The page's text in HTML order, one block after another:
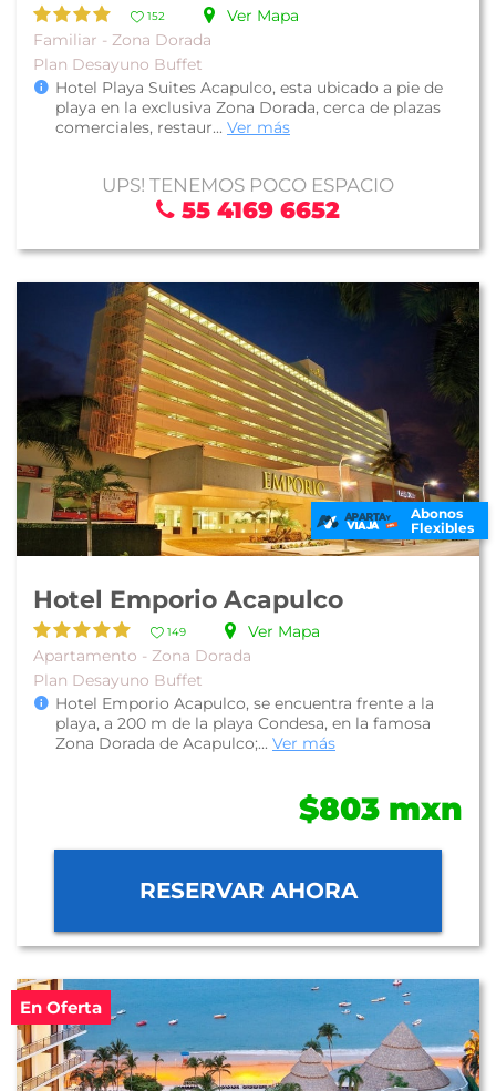
152
Ver Mapa
Familiar - Zona Dorada
Plan Desayuno Buffet
Hotel Playa Suites Acapulco, esta ubicado a pie de
playa en la exclusiva Zona Dorada, cerca de plazas
comerciales, restaur... Ver más
UPS! TENEMOS POCO ESPACIO
55 4169 6652
Abonos
Flexibles
Hotel Emporio Acapulco
149
Ver Mapa
Apartamento - Zona Dorada
Plan Desayuno Buffet
Hotel Emporio Acapulco, se encuentra frente a la
playa, a 200 m de la playa Condesa, en la famosa
Zona Dorada de Acapulco;... Ver más
$803 mxn
RESERVAR AHORA
En Oferta